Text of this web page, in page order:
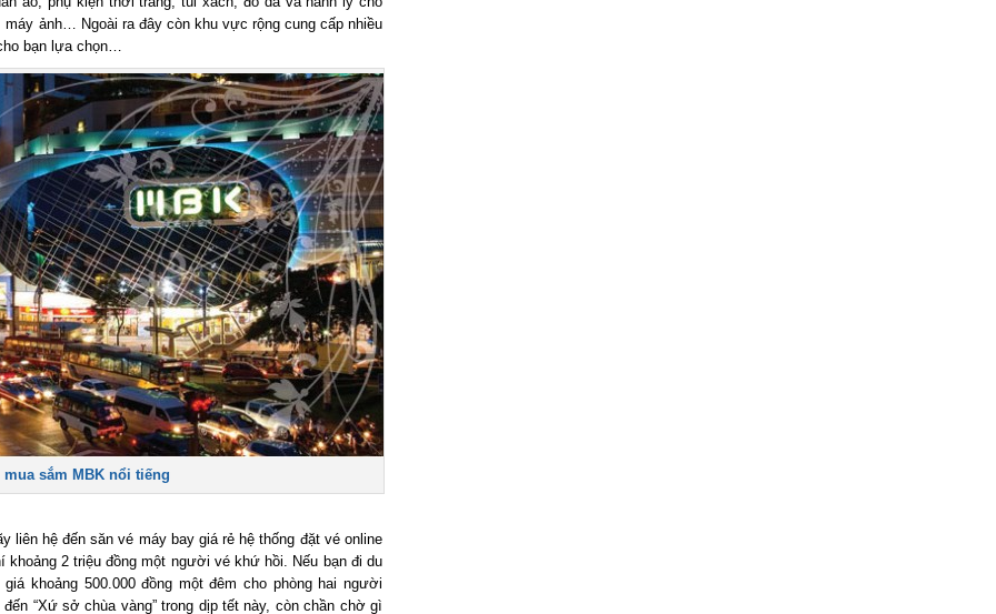
ảnh… Ngoài ra đây còn khu vực rộng cung cấp nhiều
bạn lựa chọn…
sắm MBK nổi tiếng
hệ đến săn vé máy bay giá rẻ hệ thống đặt vé online
2 triệu đồng một người vé khứ hồi. Nếu bạn đi du
khoảng 500.000 đồng một đêm cho phòng hai người
“Xứ sở chùa vàng” trong dịp tết này, còn chần chờ gì